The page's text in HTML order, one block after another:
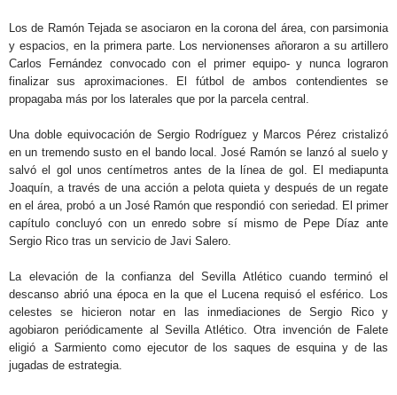
Los de Ramón Tejada se asociaron en la corona del área, con parsimonia
y espacios, en la primera parte. Los nervionenses añoraron a su artillero
Carlos Fernández convocado con el primer equipo- y nunca lograron
finalizar sus aproximaciones. El fútbol de ambos contendientes se
propagaba más por los laterales que por la parcela central.
Una doble equivocación de Sergio Rodríguez y Marcos Pérez cristalizó
en un tremendo susto en el bando local. José Ramón se lanzó al suelo y
salvó el gol unos centímetros antes de la línea de gol. El mediapunta
Joaquín, a través de una acción a pelota quieta y después de un regate
en el área, probó a un José Ramón que respondió con seriedad. El primer
capítulo concluyó con un enredo sobre sí mismo de Pepe Díaz ante
Sergio Rico tras un servicio de Javi Salero.
La elevación de la confianza del Sevilla Atlético cuando terminó el
descanso abrió una época en la que el Lucena requisó el esférico. Los
celestes se hicieron notar en las inmediaciones de Sergio Rico y
agobiaron periódicamente al Sevilla Atlético. Otra invención de Falete
eligió a Sarmiento como ejecutor de los saques de esquina y de las
jugadas de estrategia.